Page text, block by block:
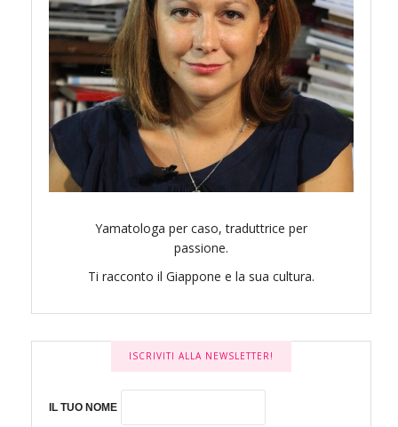
Yamatologa per caso, traduttrice per
passione.
Ti racconto il Giappone e la sua cultura.
ISCRIVITI ALLA NEWSLETTER!
IL TUO NOME